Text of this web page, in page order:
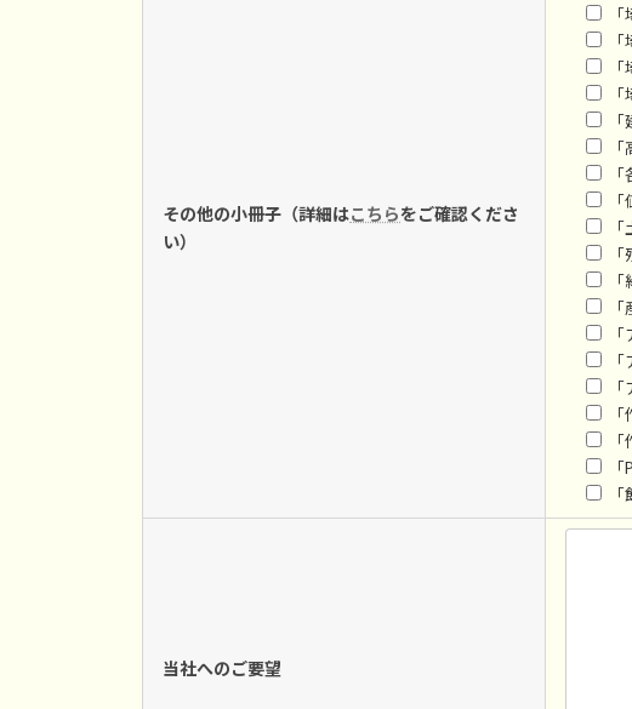
その他の小冊子（詳細はこちらをご確認くださ
い）
当社へのご要望